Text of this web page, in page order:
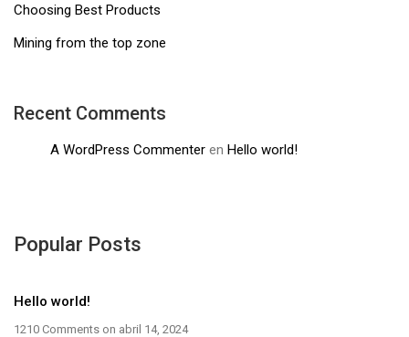
Choosing Best Products
Mining from the top zone
Recent Comments
A WordPress Commenter en Hello world!
Popular Posts
Hello world!
1210 Comments on abril 14, 2024